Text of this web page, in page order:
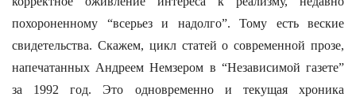
похороненному “всерьез и надолго”. Тому есть веские
свидетельства. Скажем, цикл статей о современной прозе,
напечатанных Андреем Немзером в “Независимой газете”
за 1992 год. Это одновременно и текущая хроника